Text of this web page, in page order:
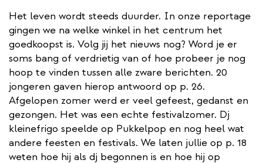
Het leven wordt steeds duurder. In onze reportage
gingen we na welke winkel in het centrum het
goedkoopst is. Volg jij het nieuws nog? Word je er
soms bang of verdrietig van of hoe probeer je nog
hoop te vinden tussen alle zware berichten. 20
jongeren gaven hierop antwoord op p. 26.
Afgelopen zomer werd er veel gefeest, gedanst en
gezongen. Het was een echte festivalzomer. Dj
kleinefrigo speelde op Pukkelpop en nog heel wat
andere feesten en festivals. We laten jullie op p. 18
weten hoe hij als dj begonnen is en hoe hij op